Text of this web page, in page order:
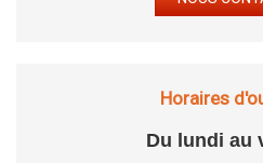
Horaires
Du lundi au